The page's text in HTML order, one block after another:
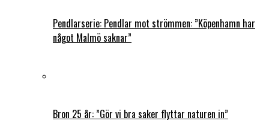
Pendlarserie: Pendlar mot strömmen: ”Köpenhamn har
något Malmö saknar”
Bron 25 år: ”Gör vi bra saker flyttar naturen in”